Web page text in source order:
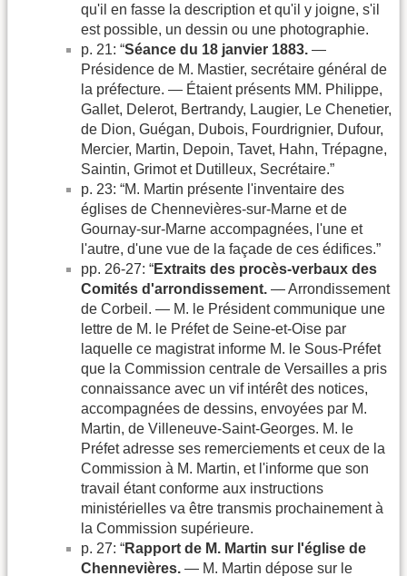
qu'il en fasse la description et qu'il y joigne, s'il
est possible, un dessin ou une photographie.
p. 21: “Séance du 18 janvier 1883. —
Présidence de M. Mastier, secrétaire général de
la préfecture. — Étaient présents MM. Philippe,
Gallet, Delerot, Bertrandy, Laugier, Le Chenetier,
de Dion, Guégan, Dubois, Fourdrignier, Dufour,
Mercier, Martin, Depoin, Tavet, Hahn, Trépagne,
Saintin, Grimot et Dutilleux, Secrétaire.”
p. 23: “M. Martin présente l'inventaire des
églises de Chennevières-sur-Marne et de
Gournay-sur-Marne accompagnées, l'une et
l'autre, d'une vue de la façade de ces édifices.”
pp. 26-27: “Extraits des procès-verbaux des
Comités d'arrondissement. — Arrondissement
de Corbeil. — M. le Président communique une
lettre de M. le Préfet de Seine-et-Oise par
laquelle ce magistrat informe M. le Sous-Préfet
que la Commission centrale de Versailles a pris
connaissance avec un vif intérêt des notices,
accompagnées de dessins, envoyées par M.
Martin, de Villeneuve-Saint-Georges. M. le
Préfet adresse ses remerciements et ceux de la
Commission à M. Martin, et l'informe que son
travail étant conforme aux instructions
ministérielles va être transmis prochainement à
la Commission supérieure.
p. 27: “Rapport de M. Martin sur l'église de
Chennevières. — M. Martin dépose sur le